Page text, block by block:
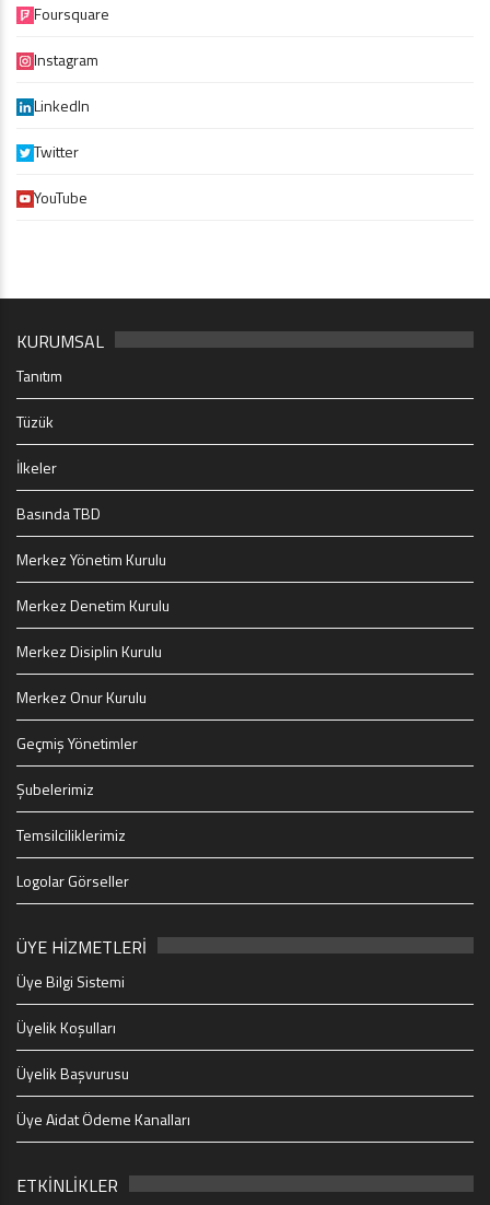
Foursquare
Instagram
LinkedIn
Twitter
YouTube
KURUMSAL
Tanıtım
Tüzük
İlkeler
Basında TBD
Merkez Yönetim Kurulu
Merkez Denetim Kurulu
Merkez Disiplin Kurulu
Merkez Onur Kurulu
Geçmiş Yönetimler
Şubelerimiz
Temsilciliklerimiz
Logolar Görseller
ÜYE HİZMETLERİ
Üye Bilgi Sistemi
Üyelik Koşulları
Üyelik Başvurusu
Üye Aidat Ödeme Kanalları
ETKİNLİKLER